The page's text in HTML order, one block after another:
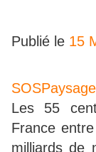
Publié le 15
Les 55
France
milliards de